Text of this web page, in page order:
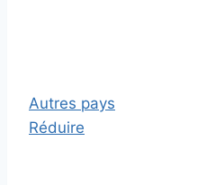
Autres pays
Réduire